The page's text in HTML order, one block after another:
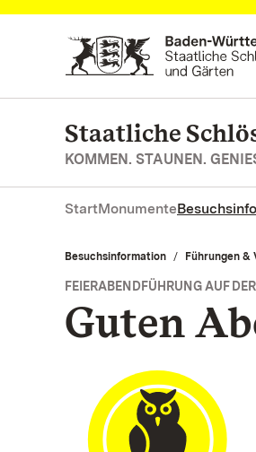
Zum Hauptinhalt springen
Staatliche
KOMMEN. STAUNEN.
StartMonumente
Besuchsinformation Führungen
FEIERABENDFÜHRUNG AUF
Guten